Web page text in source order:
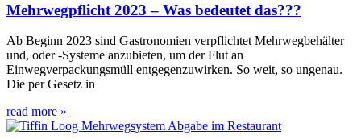
Mehrwegpflicht 2023 – Was bedeutet das???
Ab Beginn 2023 sind Gastronomien verpflichtet Mehrwegbehälter
und, oder -Systeme anzubieten, um der Flut an
Einwegverpackungsmüll entgegenzuwirken. So weit, so ungenau.
Die per Gesetz in
read more »